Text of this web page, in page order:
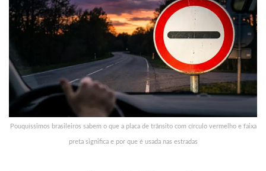
Pouquíssimos brasileiros sabem o que a placa de trânsito com círculo vermelho e faixa
preta significa e por que é usada nas estradas